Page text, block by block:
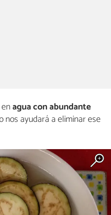
enagua con abundante
nos ayudará a eliminar ese